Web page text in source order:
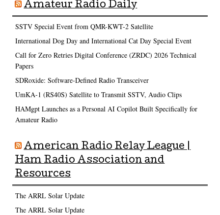
Amateur Radio Daily
SSTV Special Event from QMR-KWT-2 Satellite
International Dog Day and International Cat Day Special Event
Call for Zero Retries Digital Conference (ZRDC) 2026 Technical
Papers
SDRoxide: Software-Defined Radio Transceiver
UmKA-1 (RS40S) Satellite to Transmit SSTV, Audio Clips
HAMgpt Launches as a Personal AI Copilot Built Specifically for
Amateur Radio
American Radio Relay League |
Ham Radio Association and
Resources
The ARRL Solar Update
The ARRL Solar Update